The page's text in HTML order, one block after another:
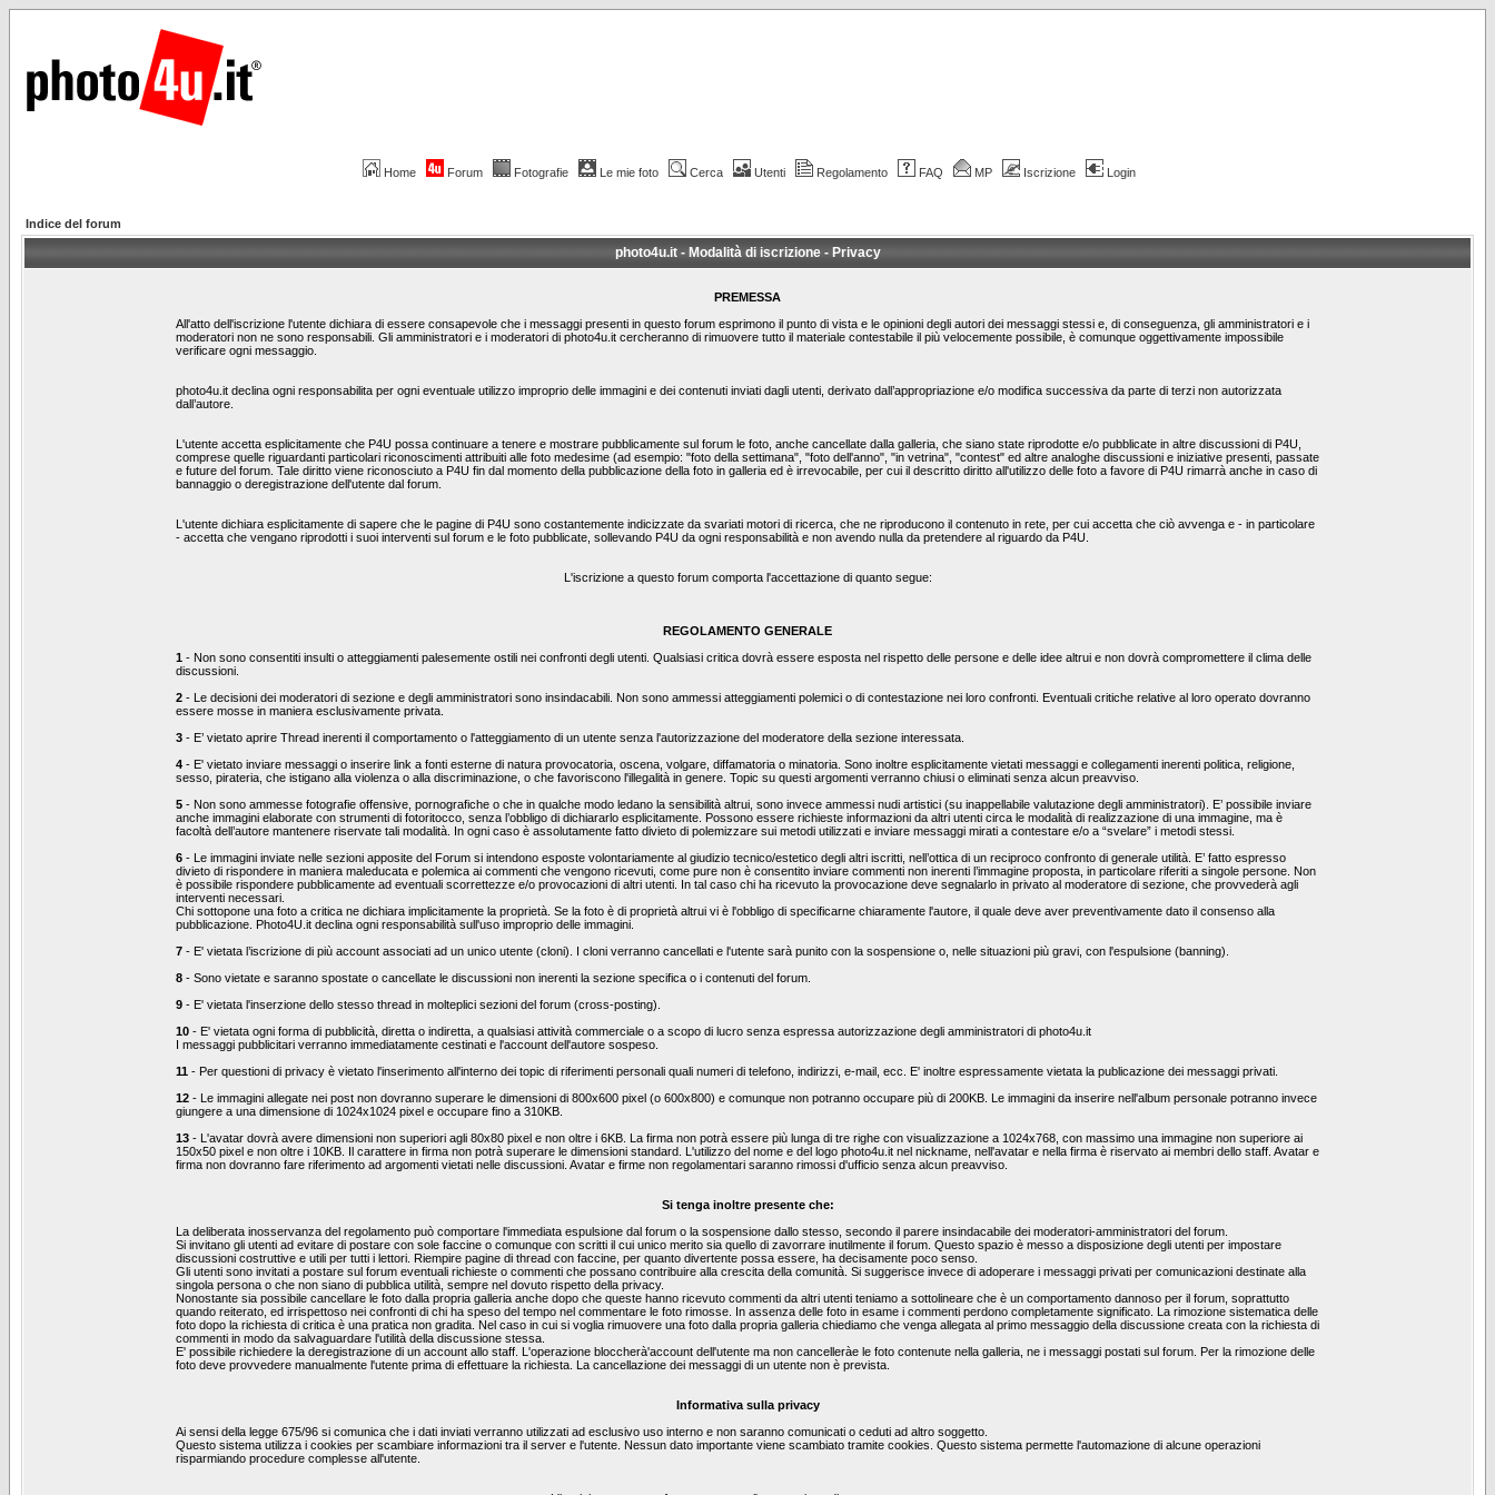
Home Forum Fotografie Le mie foto Cerca Utenti Regolamento FAQ MP Iscrizione Login
Indice del forum
photo4u.it - Modalità di iscrizione - Privacy
PREMESSA
All'atto dell'iscrizione l'utente dichiara di essere consapevole che i messaggi presenti in questo forum esprimono il punto di vista e le opinioni degli autori dei messaggi stessi e, di conseguenza, gli amministratori e i
moderatori non ne sono responsabili. Gli amministratori e i moderatori di photo4u.it cercheranno di rimuovere tutto il materiale contestabile il più velocemente possibile, è comunque oggettivamente impossibile
verificare ogni messaggio.
photo4u.it declina ogni responsabilita per ogni eventuale utilizzo improprio delle immagini e dei contenuti inviati dagli utenti, derivato dall’appropriazione e/o modifica successiva da parte di terzi non autorizzata
dall’autore.
L'utente accetta esplicitamente che P4U possa continuare a tenere e mostrare pubblicamente sul forum le foto, anche cancellate dalla galleria, che siano state riprodotte e/o pubblicate in altre discussioni di P4U,
comprese quelle riguardanti particolari riconoscimenti attribuiti alle foto medesime (ad esempio: "foto della settimana", "foto dell'anno", "in vetrina", "contest" ed altre analoghe discussioni e iniziative presenti, passate
e future del forum. Tale diritto viene riconosciuto a P4U fin dal momento della pubblicazione della foto in galleria ed è irrevocabile, per cui il descritto diritto all'utilizzo delle foto a favore di P4U rimarrà anche in caso di
bannaggio o deregistrazione dell'utente dal forum.
L'utente dichiara esplicitamente di sapere che le pagine di P4U sono costantemente indicizzate da svariati motori di ricerca, che ne riproducono il contenuto in rete, per cui accetta che ciò avvenga e - in particolare
- accetta che vengano riprodotti i suoi interventi sul forum e le foto pubblicate, sollevando P4U da ogni responsabilità e non avendo nulla da pretendere al riguardo da P4U.
L'iscrizione a questo forum comporta l'accettazione di quanto segue:
REGOLAMENTO GENERALE
1 - Non sono consentiti insulti o atteggiamenti palesemente ostili nei confronti degli utenti. Qualsiasi critica dovrà essere esposta nel rispetto delle persone e delle idee altrui e non dovrà compromettere il clima delle
discussioni.
2 - Le decisioni dei moderatori di sezione e degli amministratori sono insindacabili. Non sono ammessi atteggiamenti polemici o di contestazione nei loro confronti. Eventuali critiche relative al loro operato dovranno
essere mosse in maniera esclusivamente privata.
3 - E’ vietato aprire Thread inerenti il comportamento o l'atteggiamento di un utente senza l'autorizzazione del moderatore della sezione interessata.
4 - E' vietato inviare messaggi o inserire link a fonti esterne di natura provocatoria, oscena, volgare, diffamatoria o minatoria. Sono inoltre esplicitamente vietati messaggi e collegamenti inerenti politica, religione,
sesso, pirateria, che istigano alla violenza o alla discriminazione, o che favoriscono l'illegalità in genere. Topic su questi argomenti verranno chiusi o eliminati senza alcun preavviso.
5 - Non sono ammesse fotografie offensive, pornografiche o che in qualche modo ledano la sensibilità altrui, sono invece ammessi nudi artistici (su inappellabile valutazione degli amministratori). E’ possibile inviare
anche immagini elaborate con strumenti di fotoritocco, senza l’obbligo di dichiararlo esplicitamente. Possono essere richieste informazioni da altri utenti circa le modalità di realizzazione di una immagine, ma è
facoltà dell’autore mantenere riservate tali modalità. In ogni caso è assolutamente fatto divieto di polemizzare sui metodi utilizzati e inviare messaggi mirati a contestare e/o a “svelare” i metodi stessi.
6 - Le immagini inviate nelle sezioni apposite del Forum si intendono esposte volontariamente al giudizio tecnico/estetico degli altri iscritti, nell’ottica di un reciproco confronto di generale utilità. E’ fatto espresso
divieto di rispondere in maniera maleducata e polemica ai commenti che vengono ricevuti, come pure non è consentito inviare commenti non inerenti l’immagine proposta, in particolare riferiti a singole persone. Non
è possibile rispondere pubblicamente ad eventuali scorrettezze e/o provocazioni di altri utenti. In tal caso chi ha ricevuto la provocazione deve segnalarlo in privato al moderatore di sezione, che provvederà agli
interventi necessari.
Chi sottopone una foto a critica ne dichiara implicitamente la proprietà. Se la foto è di proprietà altrui vi è l'obbligo di specificarne chiaramente l'autore, il quale deve aver preventivamente dato il consenso alla
pubblicazione. Photo4U.it declina ogni responsabilità sull'uso improprio delle immagini.
7 - E' vietata l’iscrizione di più account associati ad un unico utente (cloni). I cloni verranno cancellati e l'utente sarà punito con la sospensione o, nelle situazioni più gravi, con l'espulsione (banning).
8 - Sono vietate e saranno spostate o cancellate le discussioni non inerenti la sezione specifica o i contenuti del forum.
9 - E' vietata l'inserzione dello stesso thread in molteplici sezioni del forum (cross-posting).
10 - E' vietata ogni forma di pubblicità, diretta o indiretta, a qualsiasi attività commerciale o a scopo di lucro senza espressa autorizzazione degli amministratori di photo4u.it
I messaggi pubblicitari verranno immediatamente cestinati e l'account dell'autore sospeso.
11 - Per questioni di privacy è vietato l'inserimento all'interno dei topic di riferimenti personali quali numeri di telefono, indirizzi, e-mail, ecc. E' inoltre espressamente vietata la publicazione dei messaggi privati.
12 - Le immagini allegate nei post non dovranno superare le dimensioni di 800x600 pixel (o 600x800) e comunque non potranno occupare più di 200KB. Le immagini da inserire nell'album personale potranno invece
giungere a una dimensione di 1024x1024 pixel e occupare fino a 310KB.
13 - L'avatar dovrà avere dimensioni non superiori agli 80x80 pixel e non oltre i 6KB. La firma non potrà essere più lunga di tre righe con visualizzazione a 1024x768, con massimo una immagine non superiore ai
150x50 pixel e non oltre i 10KB. Il carattere in firma non potrà superare le dimensioni standard. L'utilizzo del nome e del logo photo4u.it nel nickname, nell'avatar e nella firma è riservato ai membri dello staff. Avatar e
firma non dovranno fare riferimento ad argomenti vietati nelle discussioni. Avatar e firme non regolamentari saranno rimossi d'ufficio senza alcun preavviso.
Si tenga inoltre presente che:
La deliberata inosservanza del regolamento può comportare l'immediata espulsione dal forum o la sospensione dallo stesso, secondo il parere insindacabile dei moderatori-amministratori del forum.
Si invitano gli utenti ad evitare di postare con sole faccine o comunque con scritti il cui unico merito sia quello di zavorrare inutilmente il forum. Questo spazio è messo a disposizione degli utenti per impostare
discussioni costruttive e utili per tutti i lettori. Riempire pagine di thread con faccine, per quanto divertente possa essere, ha decisamente poco senso.
Gli utenti sono invitati a postare sul forum eventuali richieste o commenti che possano contribuire alla crescita della comunità. Si suggerisce invece di adoperare i messaggi privati per comunicazioni destinate alla
singola persona o che non siano di pubblica utilità, sempre nel dovuto rispetto della privacy.
Nonostante sia possibile cancellare le foto dalla propria galleria anche dopo che queste hanno ricevuto commenti da altri utenti teniamo a sottolineare che è un comportamento dannoso per il forum, soprattutto
quando reiterato, ed irrispettoso nei confronti di chi ha speso del tempo nel commentare le foto rimosse. In assenza delle foto in esame i commenti perdono completamente significato. La rimozione sistematica delle
foto dopo la richiesta di critica è una pratica non gradita. Nel caso in cui si voglia rimuovere una foto dalla propria galleria chiediamo che venga allegata al primo messaggio della discussione creata con la richiesta di
commenti in modo da salvaguardare l'utilità della discussione stessa.
E' possibile richiedere la deregistrazione di un account allo staff. L'operazione bloccherà'account dell'utente ma non cancelleràe le foto contenute nella galleria, ne i messaggi postati sul forum. Per la rimozione delle
foto deve provvedere manualmente l'utente prima di effettuare la richiesta. La cancellazione dei messaggi di un utente non è prevista.
Informativa sulla privacy
Ai sensi della legge 675/96 si comunica che i dati inviati verranno utilizzati ad esclusivo uso interno e non saranno comunicati o ceduti ad altro soggetto.
Questo sistema utilizza i cookies per scambiare informazioni tra il server e l'utente. Nessun dato importante viene scambiato tramite cookies. Questo sistema permette l'automazione di alcune operazioni
risparmiando procedure complesse all'utente.